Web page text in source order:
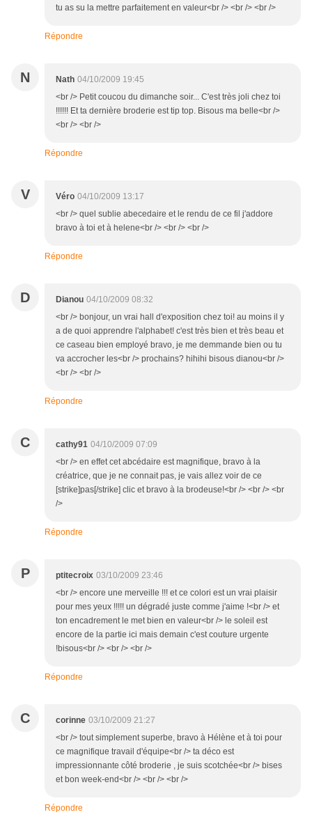
tu as su la mettre parfaitement en valeur<br /> <br /> <br />
Répondre
N Nath 04/10/2009 19:45
<br /> Petit coucou du dimanche soir... C'est très joli chez toi
!!!!!! Et ta dernière broderie est tip top. Bisous ma belle<br />
<br /> <br />
Répondre
V Véro 04/10/2009 13:17
<br /> quel sublie abecedaire et le rendu de ce fil j'addore
bravo à toi et à helene<br /> <br /> <br />
Répondre
D Dianou 04/10/2009 08:32
<br /> bonjour, un vrai hall d'exposition chez toi! au moins il y
a de quoi apprendre l'alphabet! c'est très bien et très beau et
ce caseau bien employé bravo, je me demmande bien ou tu
va accrocher les<br /> prochains? hihihi bisous dianou<br />
<br /> <br />
Répondre
C cathy91 04/10/2009 07:09
<br /> en effet cet abcédaire est magnifique, bravo à la
créatrice, que je ne connait pas, je vais allez voir de ce
[strike]pas[/strike] clic et bravo à la brodeuse!<br /> <br /> <br
/>
Répondre
P ptitecroix 03/10/2009 23:46
<br /> encore une merveille !!! et ce colori est un vrai plaisir
pour mes yeux !!!!! un dégradé juste comme j'aime !<br /> et
ton encadrement le met bien en valeur<br /> le soleil est
encore de la partie ici mais demain c'est couture urgente
!bisous<br /> <br /> <br />
Répondre
C corinne 03/10/2009 21:27
<br /> tout simplement superbe, bravo à Hélène et à toi pour
ce magnifique travail d'équipe<br /> ta déco est
impressionnante côté broderie , je suis scotchée<br /> bises
et bon week-end<br /> <br /> <br />
Répondre